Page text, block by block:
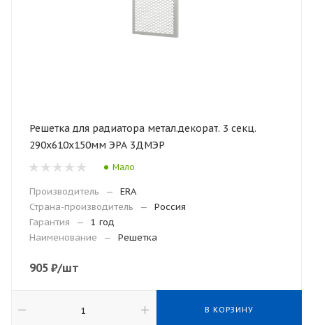
Решетка для радиатора метал.декорат. 3 секц.
290х610х150мм ЭРА 3ДМЭР
Мало
Производитель —
ERA
Страна-производитель
—
Россия
Гарантия
—
1 год
Наименование
— Решетка
905 ₽/шт
В КОРЗИНУ